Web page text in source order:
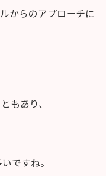
からのアプローチに
もあり、
ですね。